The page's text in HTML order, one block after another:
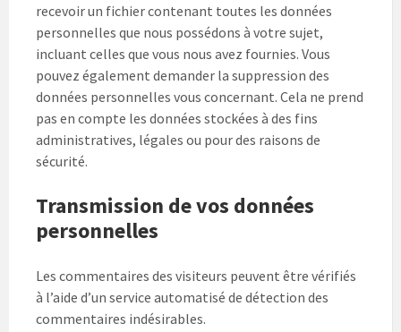
recevoir un fichier contenant toutes les données
personnelles que nous possédons à votre sujet,
incluant celles que vous nous avez fournies. Vous
pouvez également demander la suppression des
données personnelles vous concernant. Cela ne prend
pas en compte les données stockées à des fins
administratives, légales ou pour des raisons de
sécurité.
Transmission de vos données
personnelles
Les commentaires des visiteurs peuvent être vérifiés
à l’aide d’un service automatisé de détection des
commentaires indésirables.